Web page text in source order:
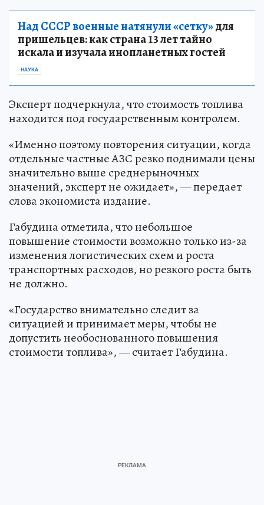
Над СССР военные натянули «сетку»для
пришельцев: как страна 13 лет тайно
искала и изучала инопланетных гостей
НАУКА
Эксперт подчеркнула, что стоимость топлива
находится под государственным контролем.
«Именно поэтому повторения ситуации, когда
отдельные частные АЗС резко поднимали цены
значительно выше среднерыночных
значений, эксперт не ожидает», — передает
слова экономиста издание.
Габудина отметила, что небольшое
повышение стоимости возможно только из-за
изменения логистических схем и роста
транспортных расходов, но резкого роста быть
не должно.
«Государство внимательно следит за
ситуацией и принимает меры, чтобы не
допустить необоснованного повышения
стоимости топлива», — считает Габудина.